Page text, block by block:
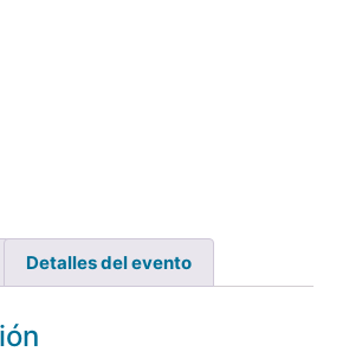
Detalles del evento